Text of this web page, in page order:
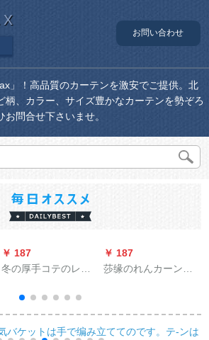
お問い合わせ
」！高品質のカーテンを激安でご提供。北
柄、カラー、サイズ豊かなカーテンを勢ぞろ
問合せ下さいませ。
￥ 187
冬の厚手コテのレイ
家庭用エアンコ冷凍
倉庫のランダー
110*220 cm 2階コド
￥ 187
莎缘のれんカーン遮
ロンダリングリング
リングリングリング